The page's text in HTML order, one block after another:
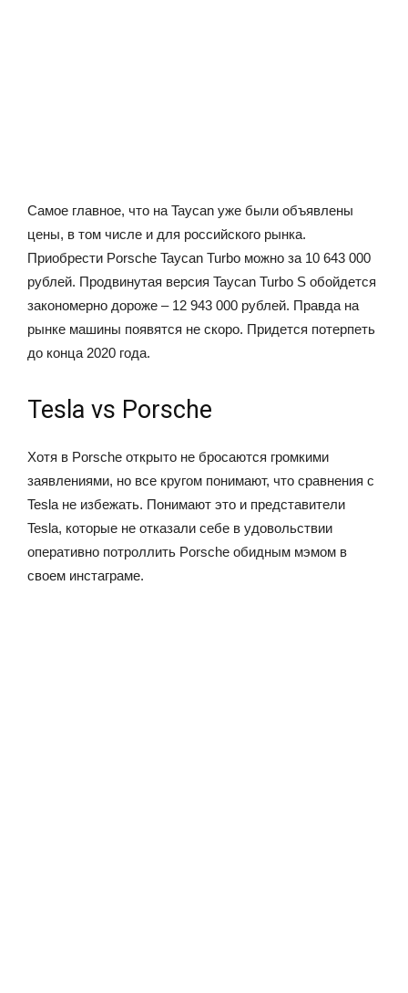
Самое главное, что на Taycan уже были объявлены
цены, в том числе и для российского рынка.
Приобрести Porsche Taycan Turbo можно за 10 643 000
рублей. Продвинутая версия Taycan Turbo S обойдется
закономерно дороже – 12 943 000 рублей. Правда на
рынке машины появятся не скоро. Придется потерпеть
до конца 2020 года.
Tesla vs Porsche
Хотя в Porsche открыто не бросаются громкими
заявлениями, но все кругом понимают, что сравнения с
Tesla не избежать. Понимают это и представители
Tesla, которые не отказали себе в удовольствии
оперативно потроллить Porsche обидным мэмом в
своем инстаграме.